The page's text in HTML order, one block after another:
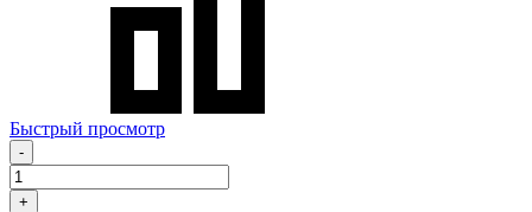
Быстрый просмотр
-
+